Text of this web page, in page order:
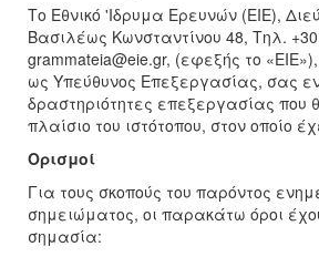
Το Εθνικό 'Ιδρυμα Ερευνών (ΕΙΕ),
Βασιλέως Κωνσταντίνου 48, Τηλ. +30
grammateia@eie.gr, (εφεξής το
ως Υπεύθυνος Επεξεργασίας, σας
δραστηριότητες επεξεργασίας που
πλαίσιο του ιστότοπου, στον οποίο
Ορισμοί
Για τους σκοπούς του παρόντος
σημειώματος, οι παρακάτω όροι
σημασία: